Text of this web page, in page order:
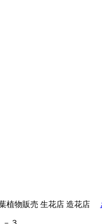
植物販売 生花店 造花店